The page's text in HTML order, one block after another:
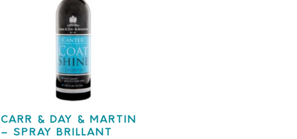
CARR & DAY & MARTIN
– SPRAY BRILLANT